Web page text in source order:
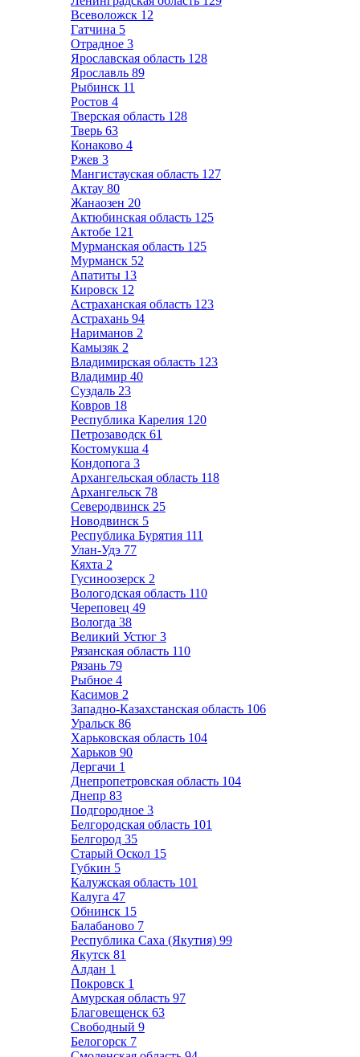
Всеволожск 12
Гатчина 5
Отрадное 3
Ярославская область 128
Ярославль 89
Рыбинск 11
Ростов 4
Тверская область 128
Тверь 63
Конаково 4
Ржев 3
Мангистауская область 127
Актау 80
Жанаозен 20
Актюбинская область 125
Актобе 121
Мурманская область 125
Мурманск 52
Апатиты 13
Кировск 12
Астраханская область 123
Астрахань 94
Нариманов 2
Камызяк 2
Владимирская область 123
Владимир 40
Суздаль 23
Ковров 18
Республика Карелия 120
Петрозаводск 61
Костомукша 4
Кондопога 3
Архангельская область 118
Архангельск 78
Северодвинск 25
Новодвинск 5
Республика Бурятия 111
Улан-Удэ 77
Кяхта 2
Гусиноозерск 2
Вологодская область 110
Череповец 49
Вологда 38
Великий Устюг 3
Рязанская область 110
Рязань 79
Рыбное 4
Касимов 2
Западно-Казахстанская область 106
Уральск 86
Харьковская область 104
Харьков 90
Дергачи 1
Днепропетровская область 104
Днепр 83
Подгородное 3
Белгородская область 101
Белгород 35
Старый Оскол 15
Губкин 5
Калужская область 101
Калуга 47
Обнинск 15
Балабаново 7
Республика Саха (Якутия) 99
Якутск 81
Алдан 1
Покровск 1
Амурская область 97
Благовещенск 63
Свободный 9
Белогорск 7